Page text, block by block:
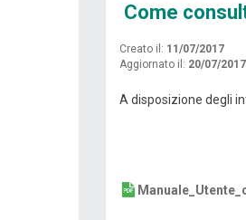
quiCome
Creato il: 11/07/2017
Aggiornato il: 20/07/2017
A disposizione degli